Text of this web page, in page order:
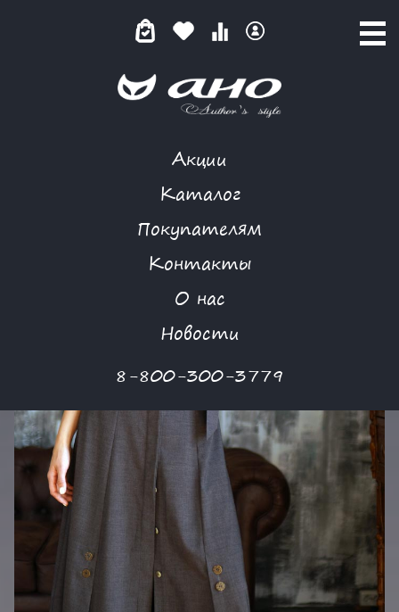
Акции
Каталог
Покупателям
Контакты
О нас
Новости
8-800-300-3779
ДИАМАНТЕ